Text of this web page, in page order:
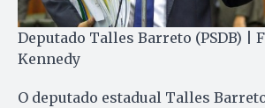
Deputado Talles Barreto (PSDB) |
Kennedy
O deputado estadual Talles